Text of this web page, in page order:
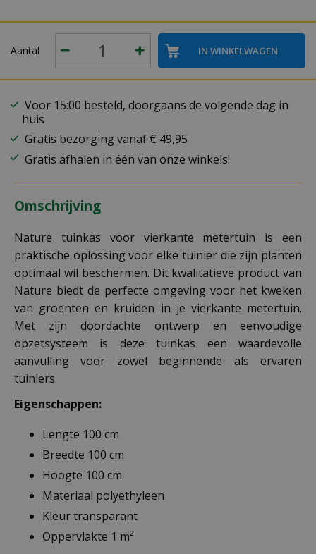
Aantal
Voor 15:00 besteld, doorgaans de volgende dag in
huis
Gratis bezorging vanaf € 49,95
Gratis afhalen in één van onze winkels!
Omschrijving
Nature tuinkas voor vierkante metertuin is een
praktische oplossing voor elke tuinier die zijn planten
optimaal wil beschermen. Dit kwalitatieve product van
Nature biedt de perfecte omgeving voor het kweken
van groenten en kruiden in je vierkante metertuin.
Met zijn doordachte ontwerp en eenvoudige
opzetsysteem is deze tuinkas een waardevolle
aanvulling voor zowel beginnende als ervaren
tuiniers.
Eigenschappen:
Lengte 100 cm
Breedte 100 cm
Hoogte 100 cm
Materiaal polyethyleen
Kleur transparant
Oppervlakte 1 m²